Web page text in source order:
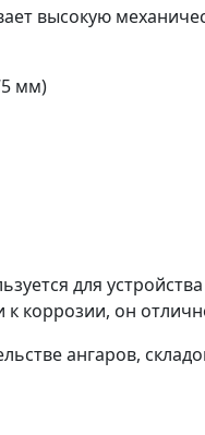
высокую
мм)
для
коррозии, он
ангаров,